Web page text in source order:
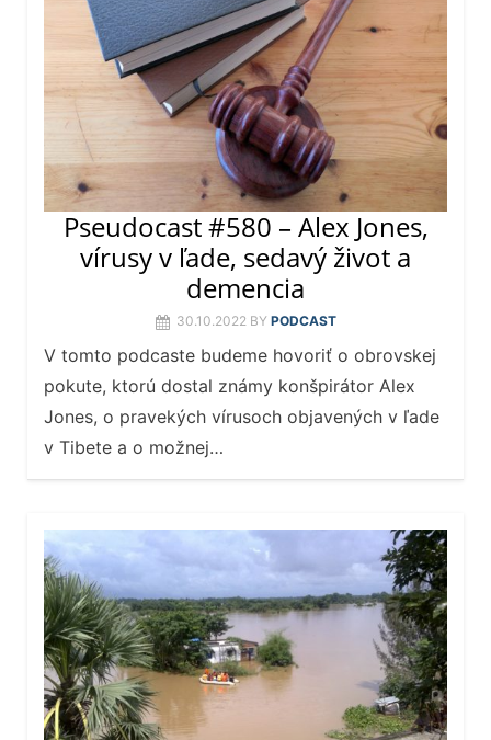
Pseudocast #580 – Alex Jones,
vírusy v ľade, sedavý život a
demencia
30.10.2022 BY PODCAST
V tomto podcaste budeme hovoriť o obrovskej
pokute, ktorú dostal známy konšpirátor Alex
Jones, o pravekých vírusoch objavených v ľade
v Tibete a o možnej…